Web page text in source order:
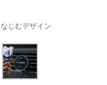
じむデザイン